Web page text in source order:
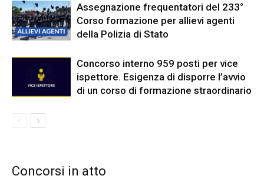
Assegnazione frequentatori del 233°
Corso formazione per allievi agenti
della Polizia di Stato
Concorso interno 959 posti per vice
ispettore. Esigenza di disporre l’avvio
di un corso di formazione straordinario
Concorsi in atto